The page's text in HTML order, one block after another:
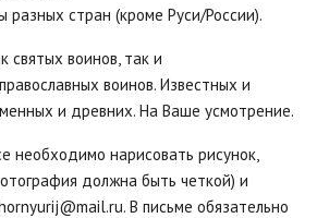
разных стран (кроме Руси/России).
святых воинов, так и
воинов. Известных и
и древних. На Ваше усмотрение.
необходимо нарисовать рисунок,
должна быть четкой) и
В письме обязательно